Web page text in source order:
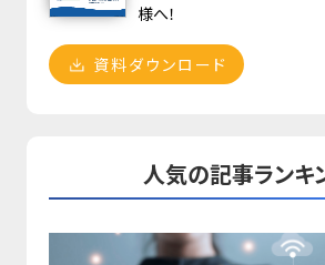
様へ！
資料ダウンロード
人気の記事ランキ